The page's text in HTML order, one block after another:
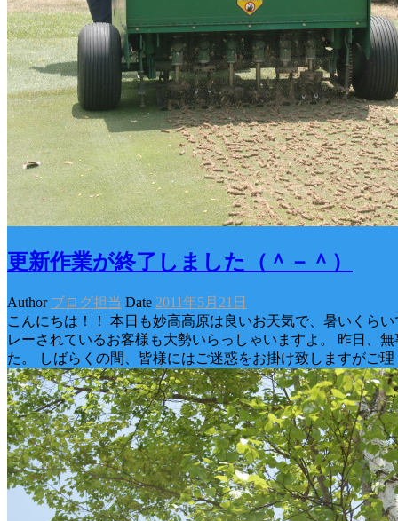
更新作業が終了しました（＾－＾）
Author ブログ担当 Date 2011年5月21日
こんにちは！！ 本日も妙高高原は良いお天気で、暑いくら
レーされているお客様も大勢いらっしゃいますよ。 昨日、
た。 しばらくの間、皆様にはご迷惑をお掛け致しますがご理